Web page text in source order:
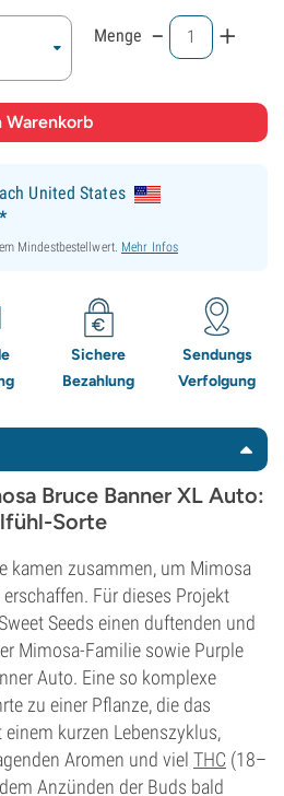
Menge - +
United States
Mindestbestellwert. Mehr Infos
Sichere
Bezahlung
Sendungs
Verfolgung
Bruce Banner XL Auto:
Sorte
kamen zusammen, um Mimosa
Für dieses Projekt
Seeds einen duftenden und
Mimosa-Familie sowie Purple
Auto. Eine so komplexe
zu einer Pflanze, die das
kurzen Lebenszyklus,
Aromen und viel THC (18–
Anzünden der Buds bald